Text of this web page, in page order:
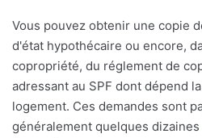
Vous pouvez obtenir une copie
d'état hypothécaire ou encore,
copropriété, du réglement de
adressant au SPF dont dépend
logement. Ces demandes sont
généralement quelques